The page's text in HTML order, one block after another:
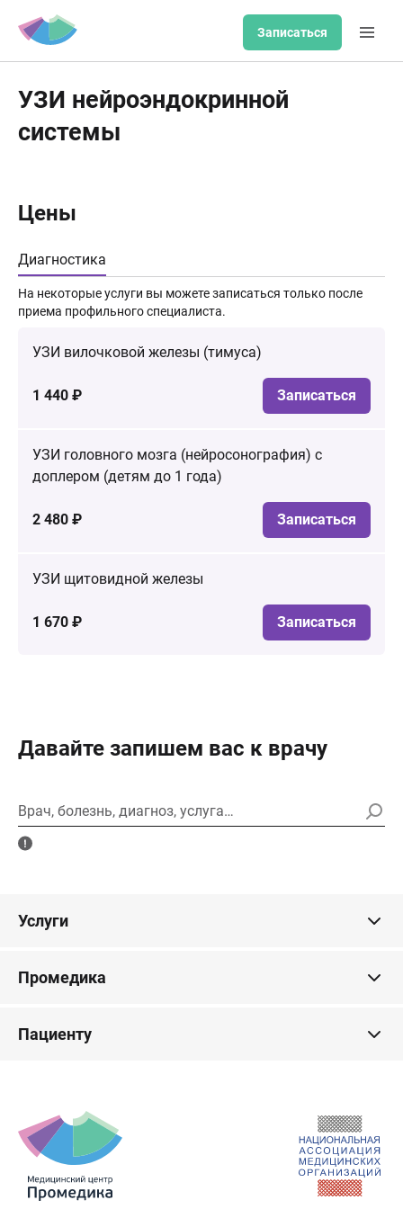
Записаться
УЗИ нейроэндокринной
системы
Цены
Диагностика
На некоторые услуги вы можете записаться только после
приема профильного специалиста.
УЗИ вилочковой железы (тимуса)
1 440 ₽ Записаться
УЗИ головного мозга (нейросонография) с
доплером (детям до 1 года)
2 480 ₽ Записаться
УЗИ щитовидной железы
1 670 ₽ Записаться
Давайте запишем вас к врачу
Врач, болезнь, диагноз, услуга…
Услуги
Промедика
Пациенту